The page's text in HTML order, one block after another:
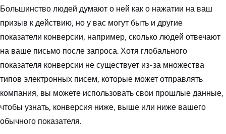
Большинство людей думают о ней как о нажатии на ваш
призыв к действию, но у вас могут быть и другие
показатели конверсии, например, сколько людей отвечают
на ваше письмо после запроса. Хотя глобального
показателя конверсии не существует из-за множества
типов электронных писем, которые может отправлять
компания, вы можете использовать свои прошлые данные,
чтобы узнать, конверсия ниже, выше или ниже вашего
обычного показателя.